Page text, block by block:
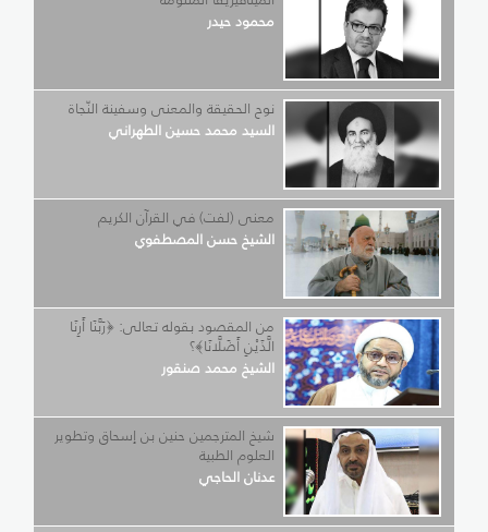
محمود حيدر
نوح الحقيقة والمعنى وسفينة النّجاة
السيد محمد حسين الطهراني
معنى (لفت) في القرآن الكريم
الشيخ حسن المصطفوي
من المقصود بقوله تعالى: ﴿رَبَّنَا أَرِنَا
الَّذَيْنِ أَضَلَّانَا﴾؟
الشيخ محمد صنقور
شيخ المترجمين حنين بن إسحاق وتطوير
العلوم الطبية
عدنان الحاجي